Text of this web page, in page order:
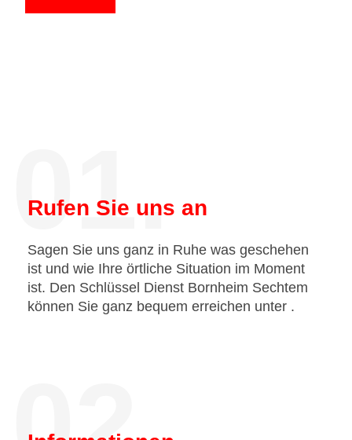
01.
Rufen Sie uns an
Sagen Sie uns ganz in Ruhe was geschehen
ist und wie Ihre örtliche Situation im Moment
ist. Den Schlüssel Dienst Bornheim Sechtem
können Sie ganz bequem erreichen unter .